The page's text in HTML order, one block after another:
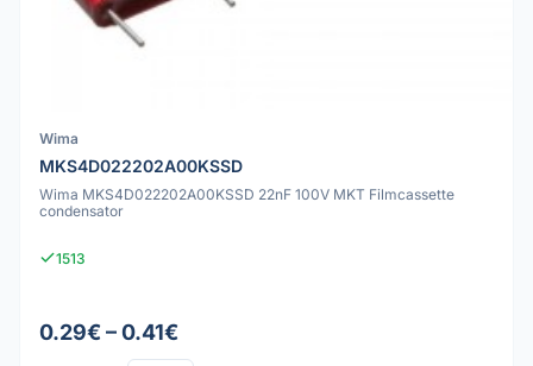
Wima
MKS4D022202A00KSSD
Wima MKS4D022202A00KSSD 22nF 100V MKT Filmcassette
condensator
1513
0.29€ – 0.41€